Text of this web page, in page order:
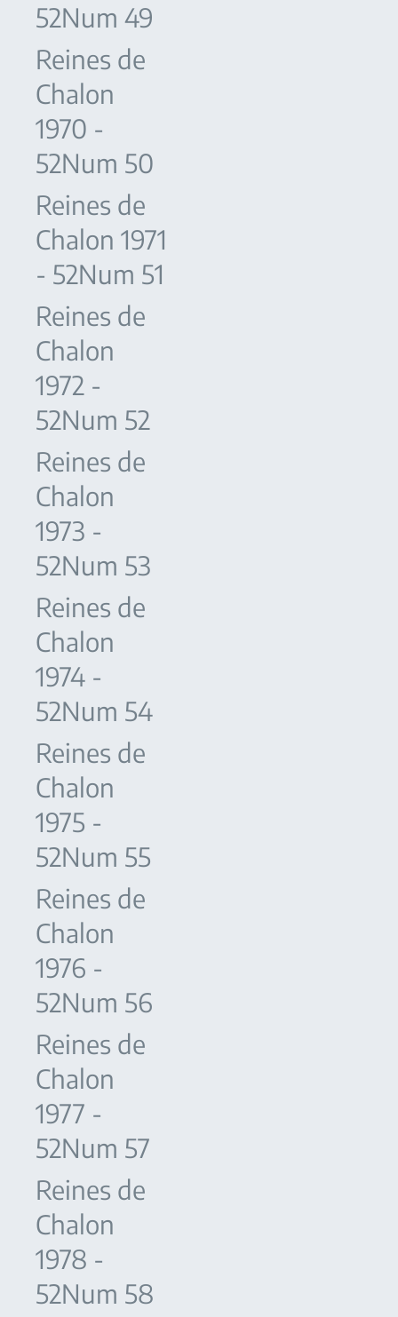
52Num 49
Reines de
Chalon
1970 -
52Num 50
Reines de
Chalon 1971
- 52Num 51
Reines de
Chalon
1972 -
52Num 52
Reines de
Chalon
1973 -
52Num 53
Reines de
Chalon
1974 -
52Num 54
Reines de
Chalon
1975 -
52Num 55
Reines de
Chalon
1976 -
52Num 56
Reines de
Chalon
1977 -
52Num 57
Reines de
Chalon
1978 -
52Num 58